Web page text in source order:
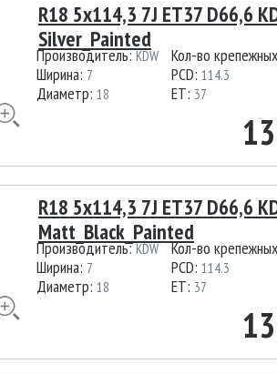
R18 5x114,3 7J ET37 D66,6
Silver_Painted
Производитель:KDW
Ширина: 7
Диаметр: 18
Кол-во
PCD: 114.3
ET: 37
R18 5x114,3 7J ET37 D66,6
Matt_Black_Painted
Производитель:KDW
Ширина: 7
Диаметр: 18
Кол-во
PCD: 114.3
ET: 37